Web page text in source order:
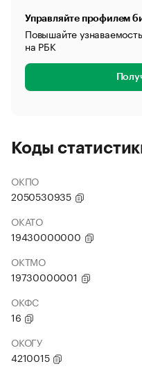
Управляйте профилем
Повышайте
на РБК
Коды
ОКПО
2050530935
ОКАТО
19430000000
ОКТМО
19730000001
ОКФС
16
ОКОГУ
4210015